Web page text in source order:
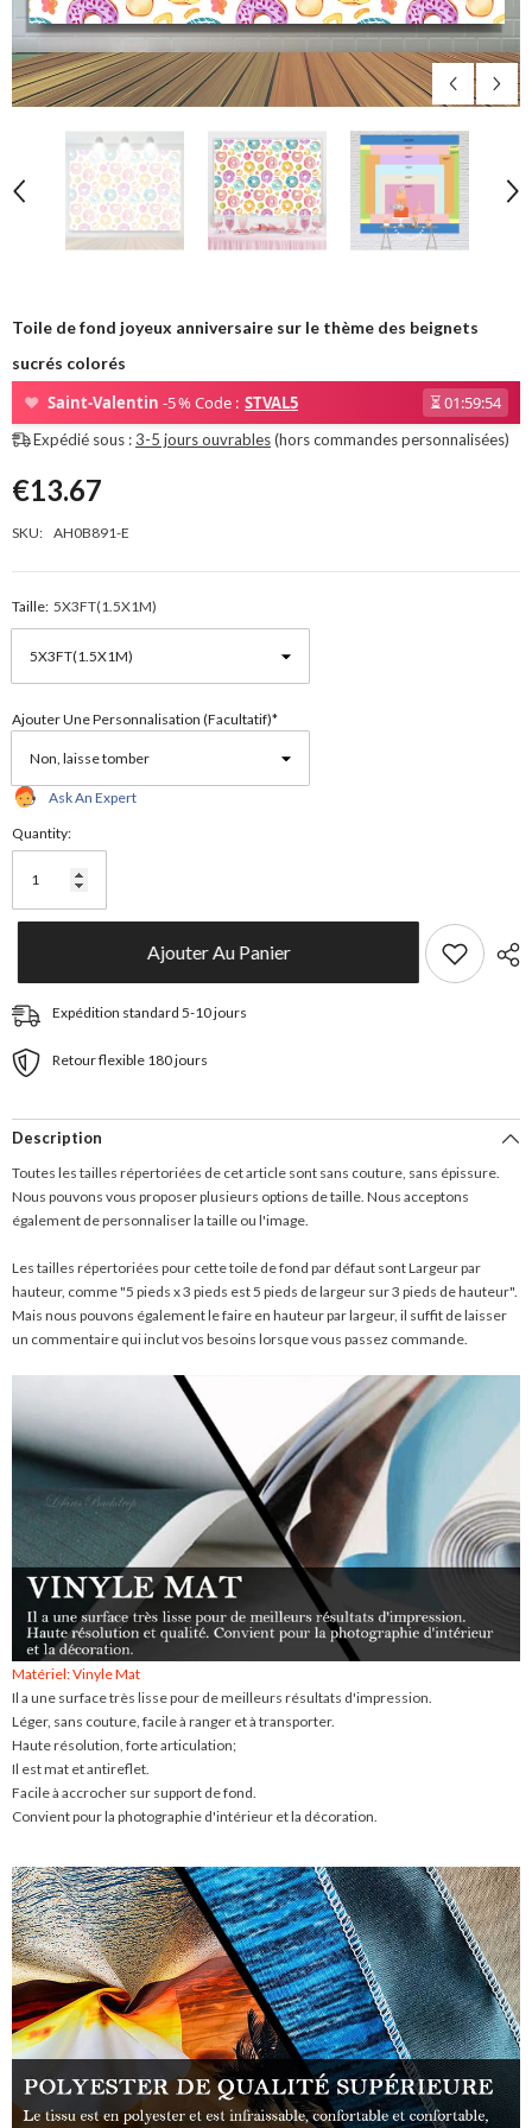
Toile de fond joyeux anniversaire sur le thème des beignets
sucrés colorés
❤ Saint-Valentin -5 % Code : STVAL5 ⏳01:59:53
Expédié sous :3-5 jours ouvrables(hors commandes personnalisées)
€13.67
SKU: AH0B891-E
Taille: 5X3FT(1.5X1M)
Ajouter Une Personnalisation (facultatif)*
Ask An Expert
Quantity:
Ajouter Au Panier
Expédition standard 5-10 jours
Retour flexible 180 jours
Description
Toutes les tailles répertoriées de cet article sont sans couture, sans épissure.
Nous pouvons vous proposer plusieurs options de taille. Nous acceptons
également de personnaliser la taille ou l'image.
Les tailles répertoriées pour cette toile de fond par défaut sont Largeur par
hauteur, comme "5 pieds x 3 pieds est 5 pieds de largeur sur 3 pieds de hauteur".
Mais nous pouvons également le faire en hauteur par largeur, il suffit de laisser
un commentaire qui inclut vos besoins lorsque vous passez commande.
Matériel: Vinyle Mat
Il a une surface très lisse pour de meilleurs résultats d'impression.
Léger, sans couture, facile à ranger et à transporter.
Haute résolution, forte articulation;
Il est mat et antireflet.
Facile à accrocher sur support de fond.
Convient pour la photographie d'intérieur et la décoration.